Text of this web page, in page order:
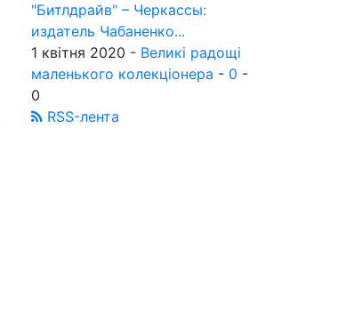
"Битлдрайв" – Черкассы:
издатель Чабаненко...
1 квітня 2020 - Великі радощі
маленького колекціонера - 0 -
0
RSS-лента